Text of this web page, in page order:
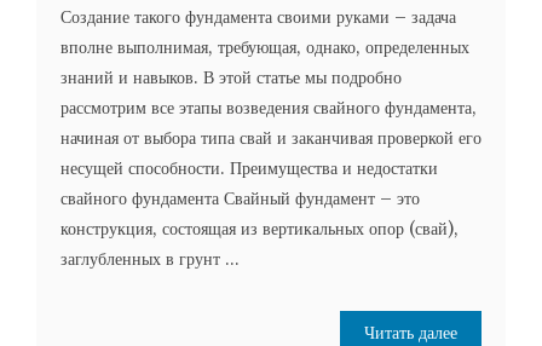
Создание такого фундамента своими руками – задача
вполне выполнимая, требующая, однако, определенных
знаний и навыков. В этой статье мы подробно
рассмотрим все этапы возведения свайного фундамента,
начиная от выбора типа свай и заканчивая проверкой его
несущей способности. Преимущества и недостатки
свайного фундамента Свайный фундамент – это
конструкция, состоящая из вертикальных опор (свай),
заглубленных в грунт ...
Читать далее